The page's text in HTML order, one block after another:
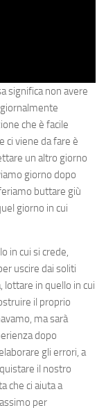
significa non avere
che è facile
ci viene da fare è
un altro giorno
giorno dopo
buttare giù
giorno in cui
in cui si crede,
uscire dai soliti
lottare in quello in cui
il proprio
ma sarà
dopo
gli errori, a
il nostro
che ci aiuta a
per